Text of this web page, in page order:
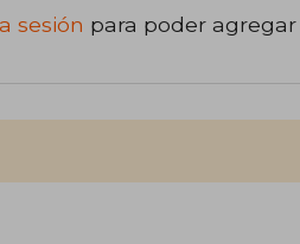
sesión para poder